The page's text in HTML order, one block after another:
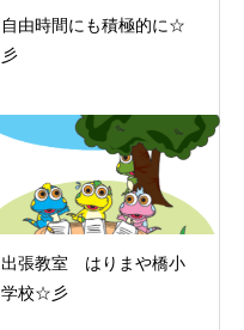
自由時間にも積極的に☆
彡
出張教室 はりまや橋小
学校☆彡